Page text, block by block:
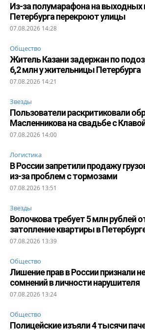
Из-за полумарафона на выходных
Петербурга перекроют улицы
07.08.2026 14:28
Общество
Житель Казани задержан по
6,2 млн у жительницы Петербурга
07.08.2026 14:21
Звезды
Пользователи раскритиковали
Масленникова на свадьбе с
07.08.2026 14:00
Логистика
В России запретили продажу
из-за проблем с тормозами
07.08.2026 13:51
Звезды
Волочкова требует 5 млн рублей
затопление квартиры в
07.08.2026 13:39
Общество
Лишение прав в России признали
сомнений в личности нарушителя
07.08.2026 13:24
Общество
Полицейские изъяли 4 тысячи